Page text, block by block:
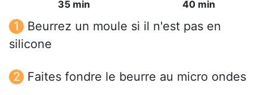
35 min 40 min
Beurrez un moule si il n'est pas en
silicone
Faites fondre le beurre au micro ondes